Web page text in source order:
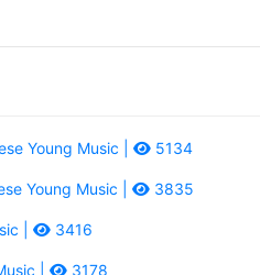
Young Music | 5134
Young Music | 3835
| 3416
| 3178